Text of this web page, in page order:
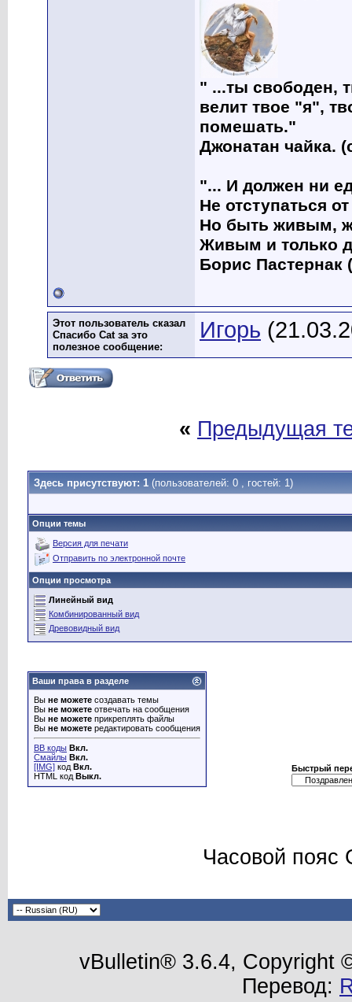
" ...ты свободен,
велит твое "я",
помешать."
Джонатан чайка.
"... И должен ни
Не отступаться
Но быть живым,
Живым и только
Борис Пастернак
Этот пользователь сказал
Спасибо Cat за это
полезное сообщение:
Игорь
« Предыдущая
Здесь присутствуют: 1 (пользователей: 0 , гостей: 1)
Опции темы
Версия для печати
Отправить по электронной почте
Опции просмотра
Линейный вид
Комбинированный вид
Древовидный вид
Ваши права в разделе
Вы не можете создавать темы
Вы не можете отвечать на сообщения
Вы не можете прикреплять файлы
Вы не можете редактировать сообщения
BB коды Вкл.
Смайлы Вкл.
[IMG] код Вкл.
HTML код Выкл.
Быстрый
Часовой пояс
vBulletin® 3.6.4, Copyright
Перевод: